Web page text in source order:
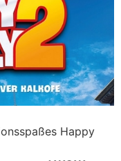
Happy